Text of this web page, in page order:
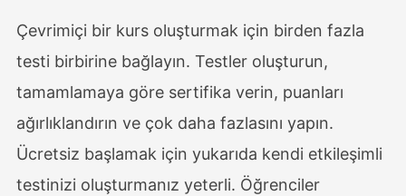
Çevrimiçi bir kurs oluşturmak için birden fazla
testi birbirine bağlayın. Testler oluşturun,
tamamlamaya göre sertifika verin, puanları
ağırlıklandırın ve çok daha fazlasını yapın.
Ücretsiz başlamak için yukarıda kendi etkileşimli
testinizi oluşturmanız yeterli. Öğrenciler